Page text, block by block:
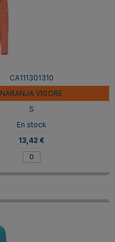
CA111301310
NARANJA VIGORE
S
En stock
13,42 €